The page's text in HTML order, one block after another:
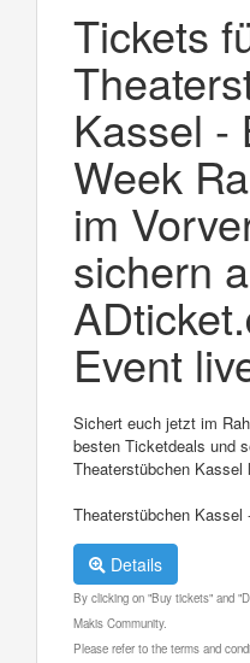
Tickets
Kassel -
Week
im
sichern
Event
Sichert euch jetzt im
besten Ticketdeals und
Theaterstübchen Kassel
Theaterstübchen
Details
By clicking on "Buy tickets" and
Makis Community.
Please refer to the terms and